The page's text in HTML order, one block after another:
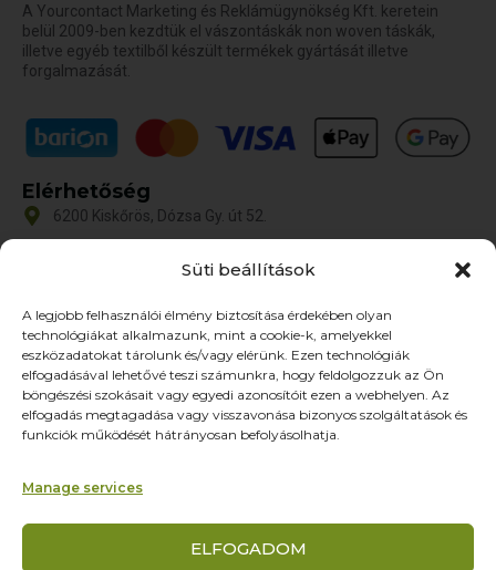
Süti beállítások
A legjobb felhasználói élmény biztosítása érdekében olyan
technológiákat alkalmazunk, mint a cookie-k, amelyekkel
eszközadatokat tárolunk és/vagy elérünk. Ezen technológiák
elfogadásával lehetővé teszi számunkra, hogy feldolgozzuk az Ön
böngészési szokásait vagy egyedi azonosítóit ezen a webhelyen. Az
elfogadás megtagadása vagy visszavonása bizonyos szolgáltatások és
funkciók működését hátrányosan befolyásolhatja.
Manage services
ELFOGADOM
A Yourcontact Marketing és Reklámügynökség Kft. keretein
belül 2009-ben kezdtük el vászontáskák non woven táskák,
illetve egyéb textilből készült termékek gyártását illetve
forgalmazását.
Elérhetőség
6200 Kiskőrös, Dózsa Gy. út 52.
Nyitvatartás
Hétfő-Péntek: 9:00-17:00
SZ–V: ZÁRVA
Oldalak
Termékek
Referenciák
Partnereknek